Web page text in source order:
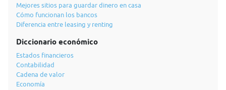
Mejores sitios para guardar dinero en casa
Cómo funcionan los bancos
Diferencia entre leasing y renting
Diccionario económico
Estados financieros
Contabilidad
Cadena de valor
Economía